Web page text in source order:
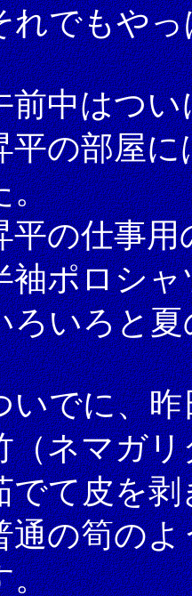
れでもや
前中はつい
平の部屋
。
平の仕事
袖ポロシ
ろいろと夏
いでに、
（ネマガリ
でて皮を
通の筍の
。